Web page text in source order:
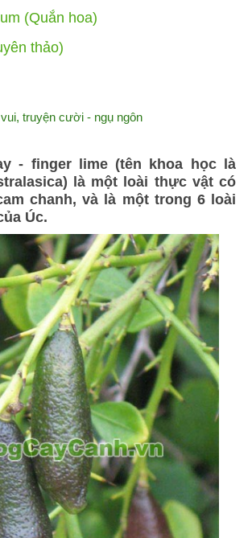
(Quắn hoa)
thảo)
truyện cười - ngụ ngôn
- finger lime (tên khoa học là
là một loài thực vật có
chanh, và là một trong 6 loài
Úc.